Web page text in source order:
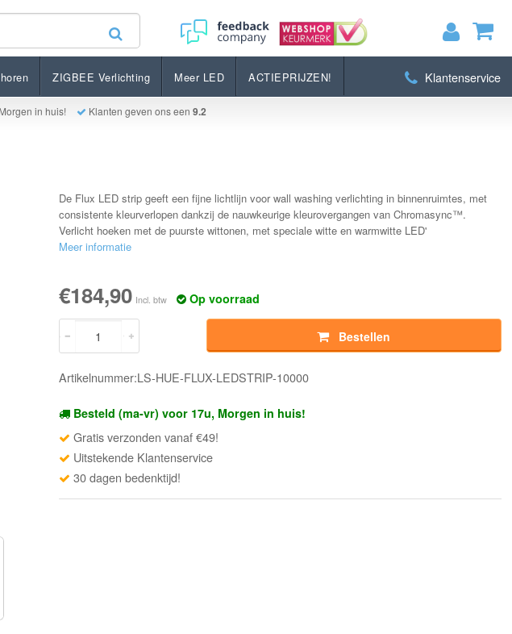
MIJN WINKELWAGEN
ZIGBEE Verlichting Meer LED ACTIEPRIJZEN! Klantenservice
in huis! Klanten geven ons een 9.2
Bestellen
De Flux LED strip geeft een fijne lichtlijn voor wall washing verlichting in binnenruimtes, met
consistente kleurverlopen dankzij de nauwkeurige kleurovergangen van Chromasync™.
Verlicht hoeken met de puurste wittonen, met speciale witte en warmwitte LED'
Meer informatie
€184,90 Incl. btw Op voorraad
Bestellen
Artikelnummer:LS-HUE-FLUX-LEDSTRIP-10000
Besteld (ma-vr) voor 17u, Morgen in huis!
Gratis verzonden vanaf €49!
Uitstekende Klantenservice
30 dagen bedenktijd!